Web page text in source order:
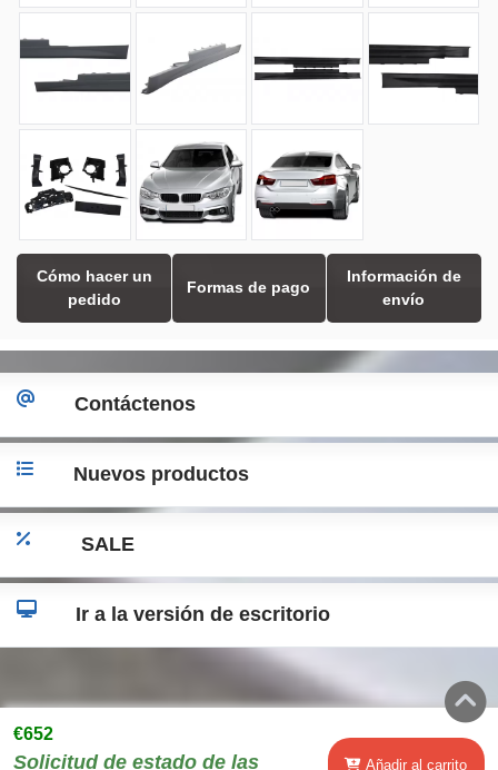
Cómo hacer un
pedido
Formas de pago
Información de
envío
€652
Solicitud de estado de las Añadir al carrito
Contáctenos
Nuevos productos
SALE
Ir a la versión de escritorio